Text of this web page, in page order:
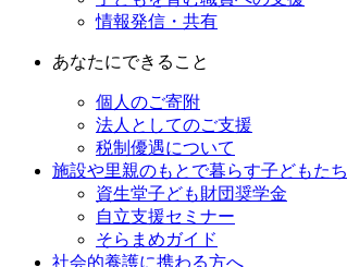
情報発信・共有
あなたにできること
個人のご寄附
法人としてのご支援
税制優遇について
施設や里親のもとで暮らす子どもた
資生堂子ども財団奨学金
自立支援セミナー
そらまめガイド
社会的養護に携わる方へ